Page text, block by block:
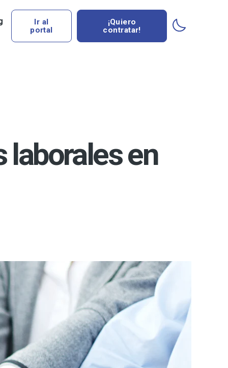
Ir al
portal
¡Quiero
contratar!
laborales en